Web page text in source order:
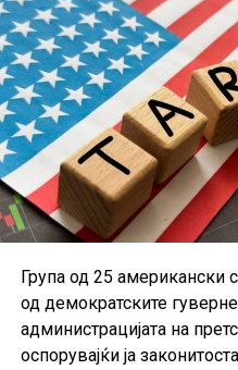
Дополнителна
околу 40 проценти од
дека нивните приходи
изгубената куповна моќ
ЕЦБ, доколку овие
домаќинствата би
наместо да трошат, што
економскиот раст во
Група од 25 американски
од демократските
администрацијата на
оспорувајќи ја